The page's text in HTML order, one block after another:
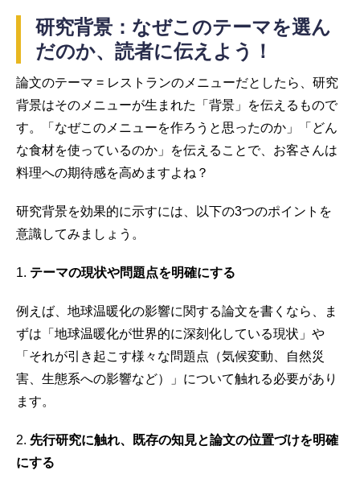
研究背景：なぜこのテーマを選ん
だのか、読者に伝えよう！
論文のテーマ = レストランのメニューだとしたら、研究
背景はそのメニューが生まれた「背景」を伝えるもので
す。「なぜこのメニューを作ろうと思ったのか」「どん
な食材を使っているのか」を伝えることで、お客さんは
料理への期待感を高めますよね？
研究背景を効果的に示すには、以下の3つのポイントを
意識してみましょう。
1. テーマの現状や問題点を明確にする
例えば、地球温暖化の影響に関する論文を書くなら、ま
ずは「地球温暖化が世界的に深刻化している現状」や
「それが引き起こす様々な問題点（気候変動、自然災
害、生態系への影響など）」について触れる必要があり
ます。
2. 先行研究に触れ、既存の知見と論文の位置づけを明確
にする